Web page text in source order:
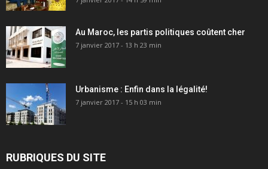
Au Maroc, les partis politiques coûtent cher
7 janvier 2017 - 13 h 23 min
Urbanisme : Enfin dans la légalité!
7 janvier 2017 - 15 h 03 min
RUBRIQUES DU SITE